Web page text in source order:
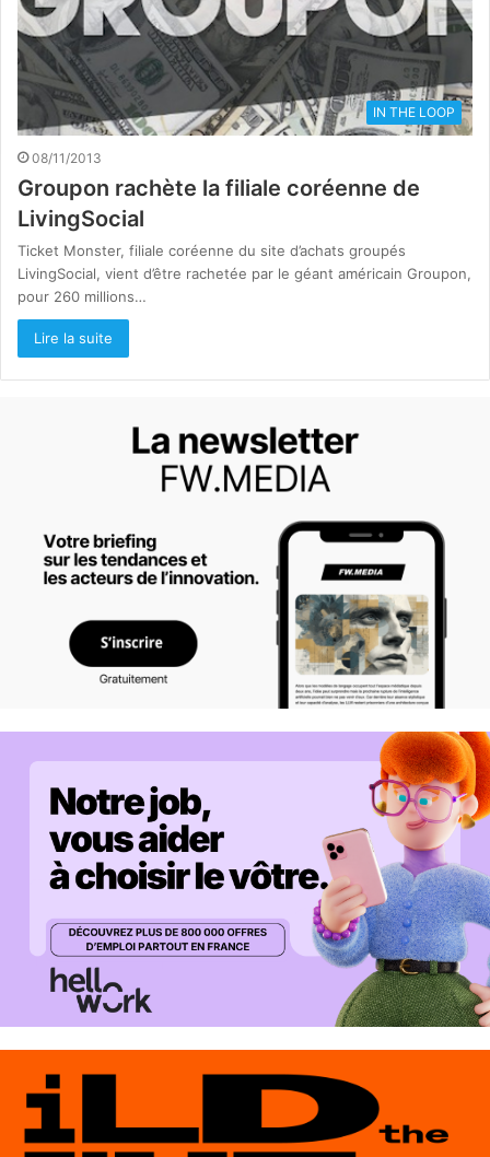
IN THE LOOP
08/11/2013
Groupon rachète la filiale coréenne de
LivingSocial
Ticket Monster, filiale coréenne du site d’achats groupés
LivingSocial, vient d’être rachetée par le géant américain Groupon,
pour 260 millions…
Lire la suite